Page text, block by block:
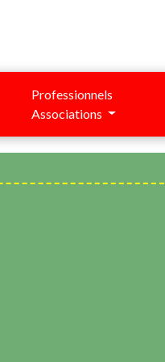
Professionnels
Associations